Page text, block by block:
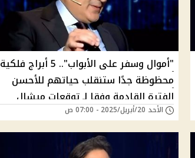
"أموال وسفر على الأبواب".. 5 أبراج فلكية
محظوظة جدًا ستنقلب حياتهم للأحسن
الفترة القادمة وفقا لـ توقعات ميشال
حايك 2025 | اعرف برجك معاهم ولا لأ؟
الأحد 20/أبريل/2025 - 07:00 ص